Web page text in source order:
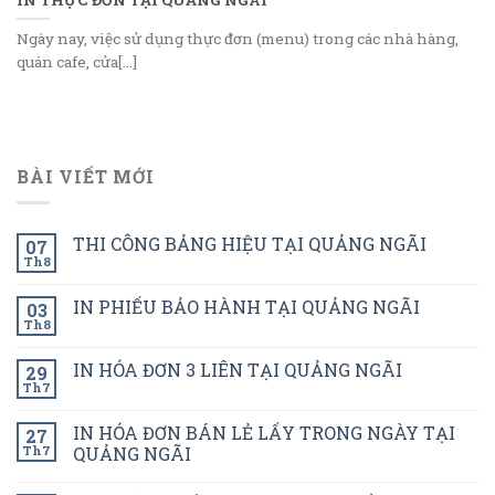
Ngày nay, việc sử dụng thực đơn (menu) trong các nhà hàng,
quán cafe, cửa[...]
BÀI VIẾT MỚI
07
Th8
THI CÔNG BẢNG HIỆU TẠI QUẢNG NGÃI
03
Th8
IN PHIẾU BẢO HÀNH TẠI QUẢNG NGÃI
29
Th7
IN HÓA ĐƠN 3 LIÊN TẠI QUẢNG NGÃI
27
Th7
IN HÓA ĐƠN BÁN LẺ LẤY TRONG NGÀY TẠI
QUẢNG NGÃI